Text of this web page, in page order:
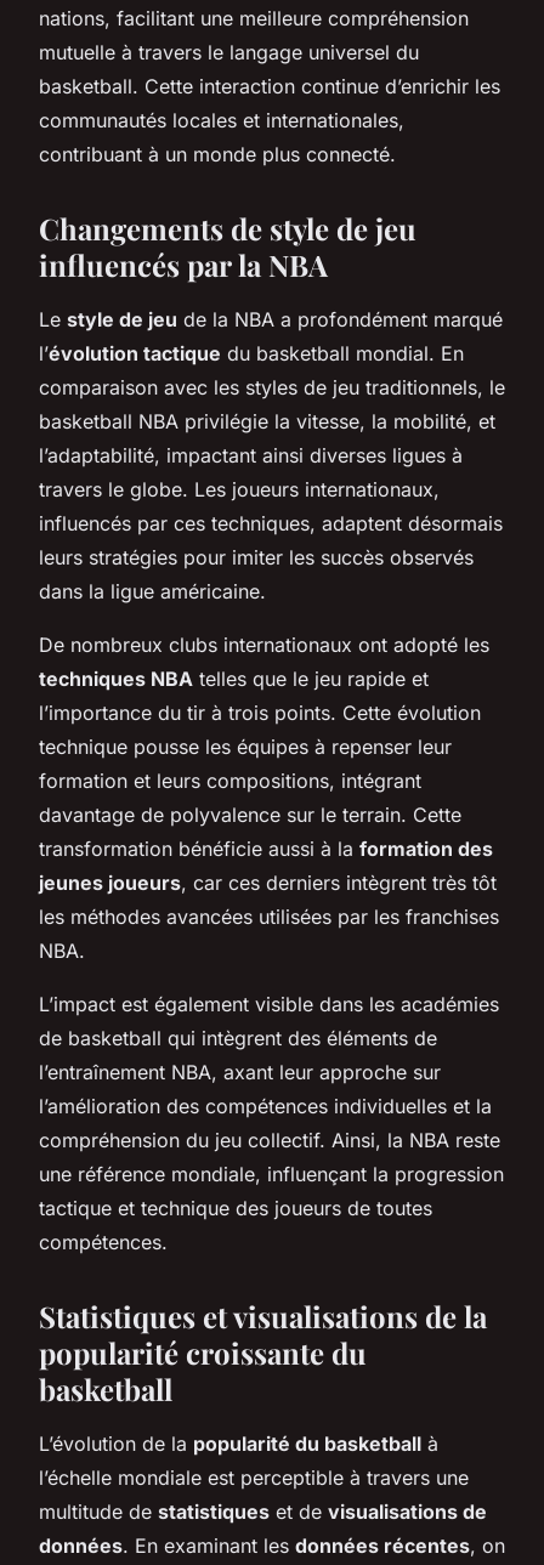
nations, facilitant une meilleure compréhension
mutuelle à travers le langage universel du
basketball. Cette interaction continue d’enrichir les
communautés locales et internationales,
contribuant à un monde plus connecté.
Changements de style de jeu
influencés par la NBA
Le style de jeu de la NBA a profondément marqué
l’évolution tactique du basketball mondial. En
comparaison avec les styles de jeu traditionnels, le
basketball NBA privilégie la vitesse, la mobilité, et
l’adaptabilité, impactant ainsi diverses ligues à
travers le globe. Les joueurs internationaux,
influencés par ces techniques, adaptent désormais
leurs stratégies pour imiter les succès observés
dans la ligue américaine.
De nombreux clubs internationaux ont adopté les
techniques NBA telles que le jeu rapide et
l’importance du tir à trois points. Cette évolution
technique pousse les équipes à repenser leur
formation et leurs compositions, intégrant
davantage de polyvalence sur le terrain. Cette
transformation bénéficie aussi à la formation des
jeunes joueurs, car ces derniers intègrent très tôt
les méthodes avancées utilisées par les franchises
NBA.
L’impact est également visible dans les académies
de basketball qui intègrent des éléments de
l’entraînement NBA, axant leur approche sur
l’amélioration des compétences individuelles et la
compréhension du jeu collectif. Ainsi, la NBA reste
une référence mondiale, influençant la progression
tactique et technique des joueurs de toutes
compétences.
Statistiques et visualisations de la
popularité croissante du
basketball
L’évolution de la popularité du basketball à
l’échelle mondiale est perceptible à travers une
multitude de statistiques et de visualisations de
données. En examinant les données récentes, on